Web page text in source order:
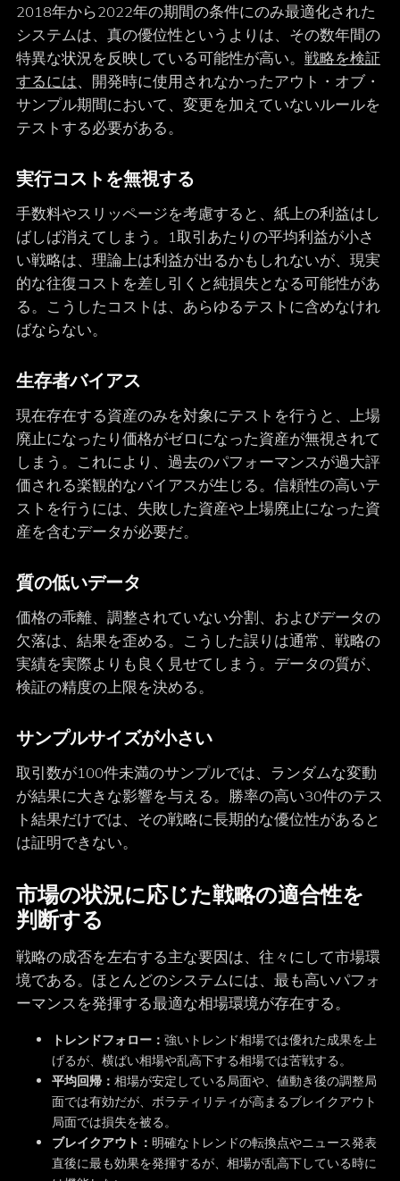
2018年から2022年の期間の条件にのみ最適化された
システムは、真の優位性というよりは、その数年間の
特異な状況を反映している可能性が高い。 戦略を検証
するには、開発時に使用されなかったアウト・オブ・
サンプル期間において、変更を加えていないルールを
テストする必要がある。
実行コストを無視する
手数料やスリッページを考慮すると、紙上の利益はし
ばしば消えてしまう。1取引あたりの平均利益が小さ
い戦略は、理論上は利益が出るかもしれないが、現実
的な往復コストを差し引くと純損失となる可能性があ
る。こうしたコストは、あらゆるテストに含めなけれ
ばならない。
生存者バイアス
現在存在する資産のみを対象にテストを行うと、上場
廃止になったり価格がゼロになった資産が無視されて
しまう。これにより、過去のパフォーマンスが過大評
価される楽観的なバイアスが生じる。信頼性の高いテ
ストを行うには、失敗した資産や上場廃止になった資
産を含むデータが必要だ。
質の低いデータ
価格の乖離、調整されていない分割、およびデータの
欠落は、結果を歪める。こうした誤りは通常、戦略の
実績を実際よりも良く見せてしまう。データの質が、
検証の精度の上限を決める。
サンプルサイズが小さい
取引数が100件未満のサンプルでは、ランダムな変動
が結果に大きな影響を与える。勝率の高い30件のテス
ト結果だけでは、その戦略に長期的な優位性があると
は証明できない。
市場の状況に応じた戦略の適合性を
判断する
戦略の成否を左右する主な要因は、往々にして市場環
境である。ほとんどのシステムには、最も高いパフォ
ーマンスを発揮する最適な相場環境が存在する。
トレンドフォロー： 強いトレンド相場では優れた成果を上
げるが、横ばい相場や乱高下する相場では苦戦する。
平均回帰： 相場が安定している局面や、値動き後の調整局
面では有効だが、ボラティリティが高まるブレイクアウト
局面では損失を被る。
ブレイクアウト： 明確なトレンドの転換点やニュース発表
直後に最も効果を発揮するが、相場が乱高下している時に